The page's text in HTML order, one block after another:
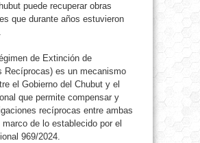
puede recuperar obras
que durante años estuvieron
de Extinción de
Recíprocas) es un mecanismo
el Gobierno del Chubut y el
que permite compensar y
recíprocas entre ambas
de lo establecido por el
969/2024.